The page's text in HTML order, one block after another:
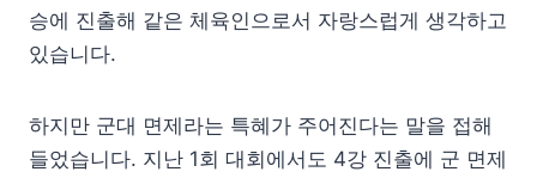
승에 진출해 같은 체육인으로서 자랑스럽게 생각하고
있습니다.
하지만 군대 면제라는 특혜가 주어진다는 말을 접해
들었습니다. 지난 1회 대회에서도 4강 진출에 군 면제